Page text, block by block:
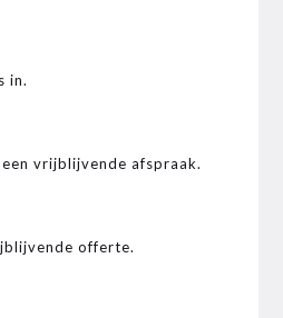
in.
vrijblijvende afspraak.
offerte.